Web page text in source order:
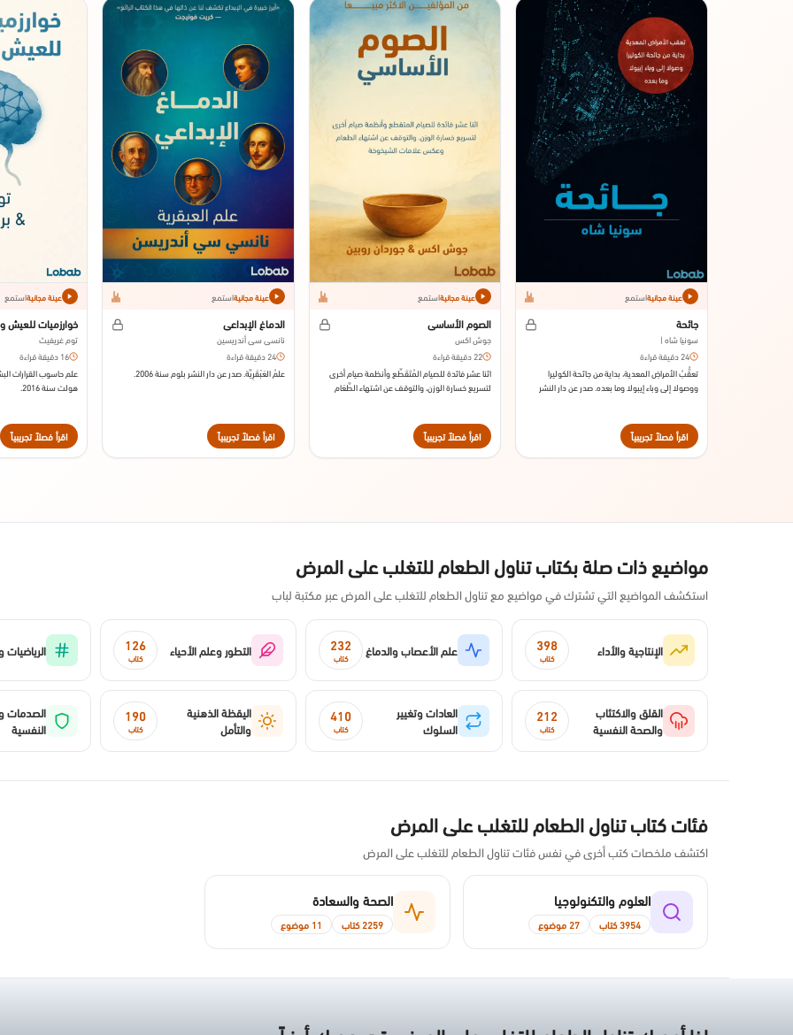
عينة مجانيةاستمع
جائحة
سونيا شاه |
24 دقيقة قراءة
تعقُّبُ الأمراضِ المعدية، بداية من جائحة الكوليرا
ووصولا إلى وباء إيبولا وما بعده. صدر عن دار النشر
اقرأ فصلاً تجريبياً
عينة مجانيةاستمع
الصوم الأساسي
جوش اكس
22 دقيقة قراءة
اثنا عشر فائدة للصيام المُتَقَطِّع وأنظمة صيام أخرى
لتسريع خسارة الوزن، والتوقف عن اشتهاء الطَّعَام
اقرأ فصلاً تجريبياً
عينة مجانيةاستمع
الدماغ الإِبداعي
نانسي سي أندريسين
24 دقيقة قراءة
علمُ العَبْقَرِيَّة. صدر عن دار النشر بلوم سنة 2006.
اقرأ فصلاً تجريبياً
عينة مجانيةاستمع
خوارزميات للعيش
توم غريفيث
16 دقيقة قراءة
علم حاسوب القرارات
هولت سنة 2016.
اقرأ فصلاً تجريبياً
مواضيع ذات صلة بكتاب تناول الطعام للتغلب على المرض
استكشف المواضيع التي تشترك في مواضيع مع تناول الطعام للتغلب على المرض عبر مكتبة لباب
الإنتاجية والأداء 398
كتاب علم الأعصاب والدماغ 232
كتاب التطور وعلم الأحياء 126
كتاب الرياضيات
القلق والاكتئاب
والصحة النفسية
212
كتاب
العادات وتغيير
السلوك
410
كتاب
اليقظة الذهنية
والتأمل
190
كتاب
الصدمات
النفسية
فئات كتاب تناول الطعام للتغلب على المرض
اكتشف ملخصات كتب أخرى في نفس فئات تناول الطعام للتغلب على المرض
العلوم والتكنولوجيا
3954 كتاب 27 موضوع
الصحة والسعادة
2259 كتاب 11 موضوع